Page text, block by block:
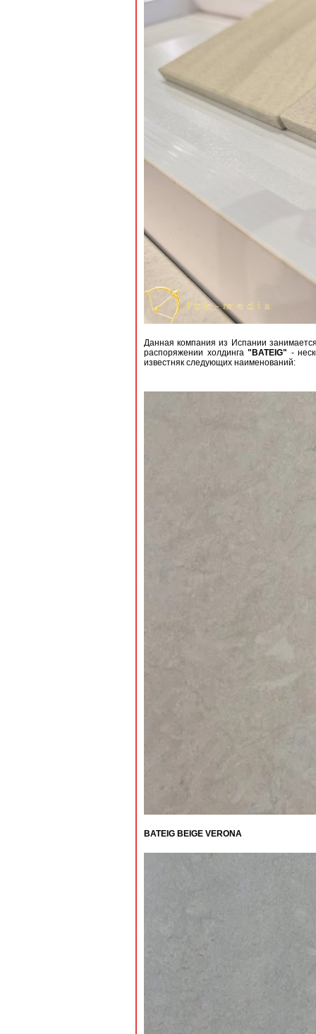
Данная компания из Испании
распоряжении холдинга"BATEIG" -
известняк следующих наименований:
BATEIG BEIGE VERONA